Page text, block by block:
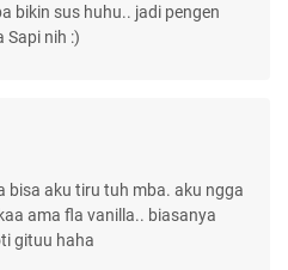
bikin sus huhu.. jadi pengen
Sapi nih :)
bisa aku tiru tuh mba. aku ngga
ama fla vanilla.. biasanya
gituu haha